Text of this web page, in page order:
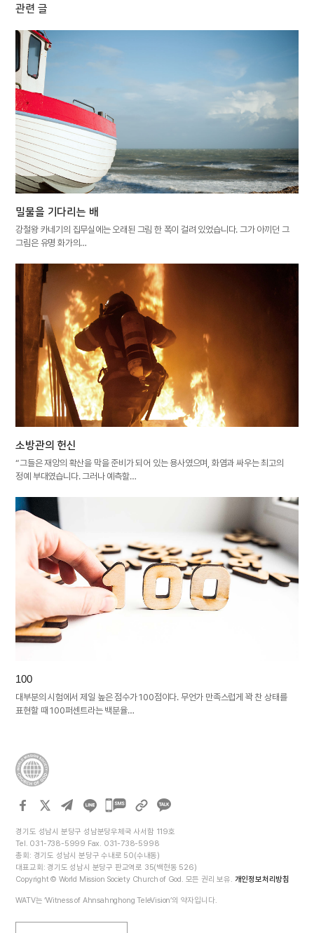
관련 글
밀물을 기다리는 배
강철왕 카네기의 집무실에는 오래된 그림 한 폭이 걸려 있었습니다. 그가 아끼던 그
그림은 유명 화가의…
소방관의 헌신
“그들은 재앙의 확산을 막을 준비가 되어 있는 용사였으며, 화염과 싸우는 최고의
정예 부대였습니다. 그러나 예측할…
100
대부분의 시험에서 제일 높은 점수가 100점이다. 무언가 만족스럽게 꽉 찬 상태를
표현할 때 100퍼센트라는 백분율…
카카오톡
경기도 성남시 분당구 성남분당우체국 사서함 119호
Tel. 031-738-5999 Fax. 031-738-5998
총회: 경기도 성남시 분당구 수내로 50(수내동)
대표교회: 경기도 성남시 분당구 판교역로 35(백현동 526)
Copyright © World Mission Society Church of God. 모든 권리 보유. 개인정보처리방침
WATV는 ‘Witness of Ahnsahnghong TeleVision’의 약자입니다.